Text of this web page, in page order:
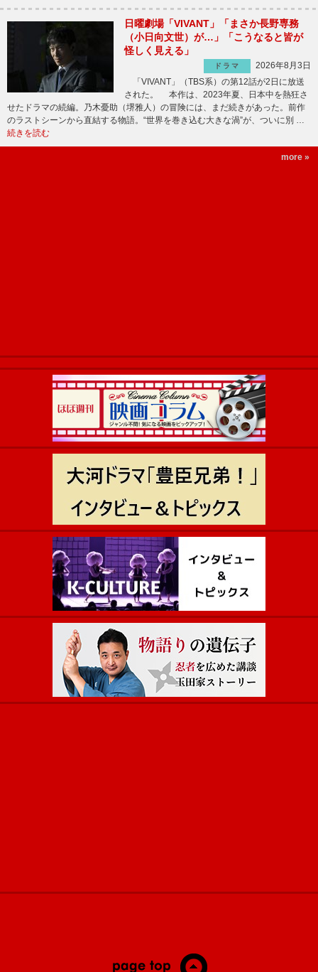
日曜劇場「VIVANT」「まさか長野専務
（小日向文世）が…」「こうなると皆が
怪しく見える」
ドラマ
2026年8月3日
「VIVANT」（TBS系）の第12話が2日に放送
された。 本作は、2023年夏、日本中を熱狂さ
せたドラマの続編。乃木憂助（堺雅人）の冒険には、まだ続きがあった。前作
のラストシーンから直結する物語。“世界を巻き込む大きな渦”が、ついに別 …
続きを読む
more »